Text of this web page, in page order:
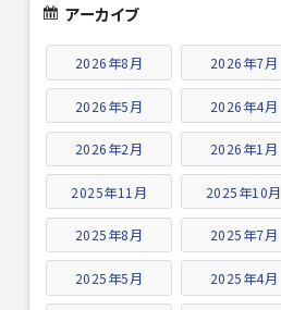
アーカイブ
2026年8月 2026年7月
2026年5月 2026年4月
2026年2月 2026年1月
2025年11月 2025年10月
2025年8月 2025年7月
2025年5月 2025年4月